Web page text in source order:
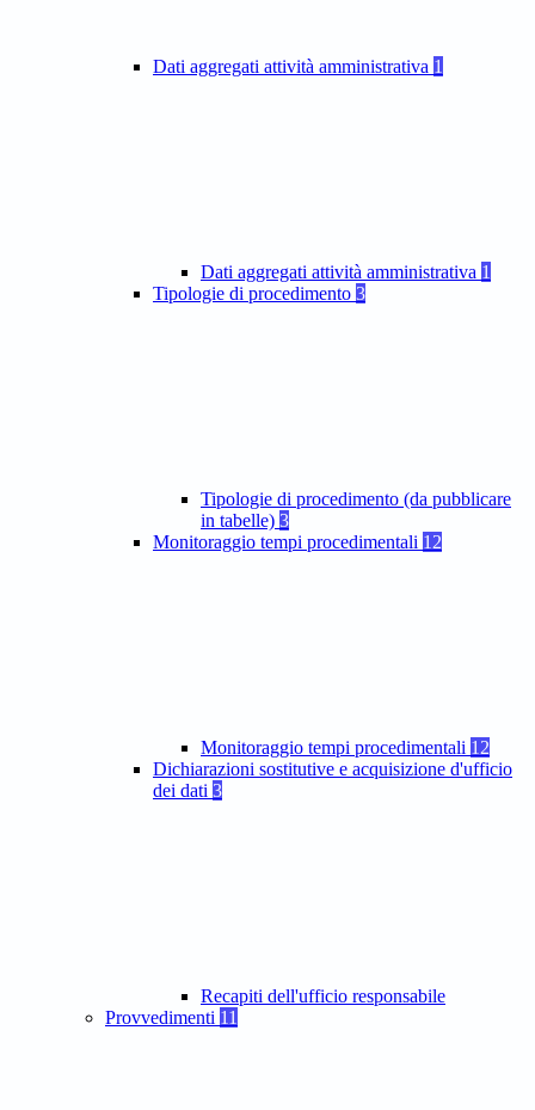
Dati aggregati attività amministrativa 1
Dati aggregati attività amministrativa 1
Tipologie di procedimento 3
Tipologie di procedimento (da pubblicare
in tabelle) 3
Monitoraggio tempi procedimentali 12
Monitoraggio tempi procedimentali 12
Dichiarazioni sostitutive e acquisizione d'ufficio
dei dati 3
Recapiti dell'ufficio responsabile
Provvedimenti 11